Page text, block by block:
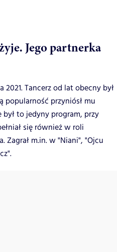
Jego partnerka
2021. Tancerz od lat obecny był
popularność przyniósł mu
to jedyny program, przy
się również w roli
Zagrał m.in. w "Niani", "Ojcu